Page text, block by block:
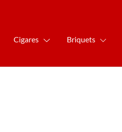
Cigares Briquets